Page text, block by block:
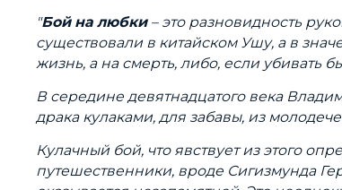
"Бой на любки– это разновидность
существовали в китайском Ушу, а в
жизнь, а на смерть, либо, если
В середине девятнадцатого века
драка кулаками, для забавы, из
Кулачный бой, что явствует из этого
путешественники, вроде Сигизмунда